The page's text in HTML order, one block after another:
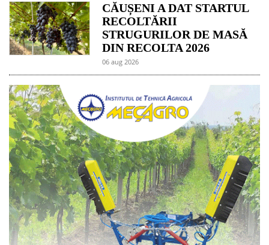
CĂUȘENI A DAT STARTUL
RECOLTĂRII
STRUGURILOR DE MASĂ
DIN RECOLTA 2026
06 aug 2026